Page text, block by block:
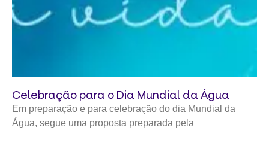
Celebração para o Dia Mundial da Água
Em preparação e para celebração do dia Mundial da
Água, segue uma proposta preparada pela